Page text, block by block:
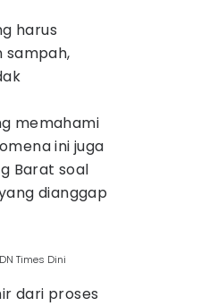
harus
sampah,
memahami
ini juga
Barat soal
dianggap
Times Dini
dari proses